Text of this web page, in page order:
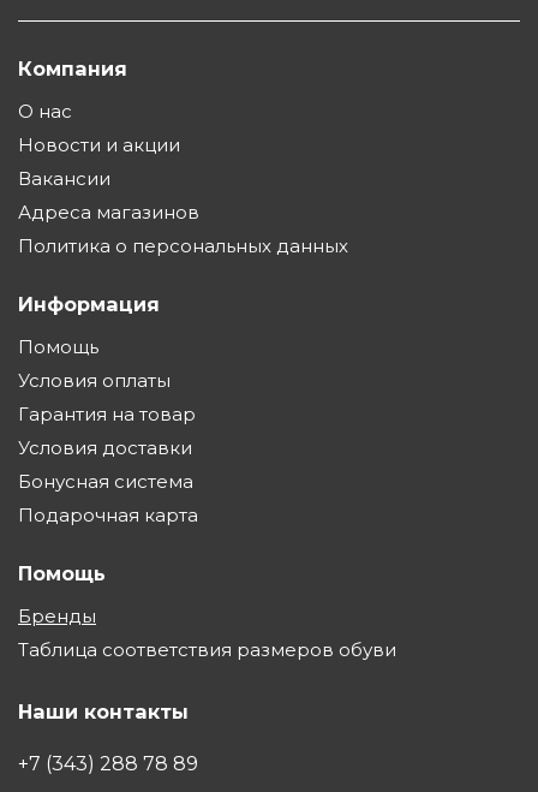
Компания
О нас
Новости и акции
Вакансии
Адреса магазинов
Политика о персональных данных
Информация
Помощь
Условия оплаты
Гарантия на товар
Условия доставки
Бонусная система
Подарочная карта
Помощь
Бренды
Таблица соответствия размеров обуви
Наши контакты
+7 (343) 288 78 89